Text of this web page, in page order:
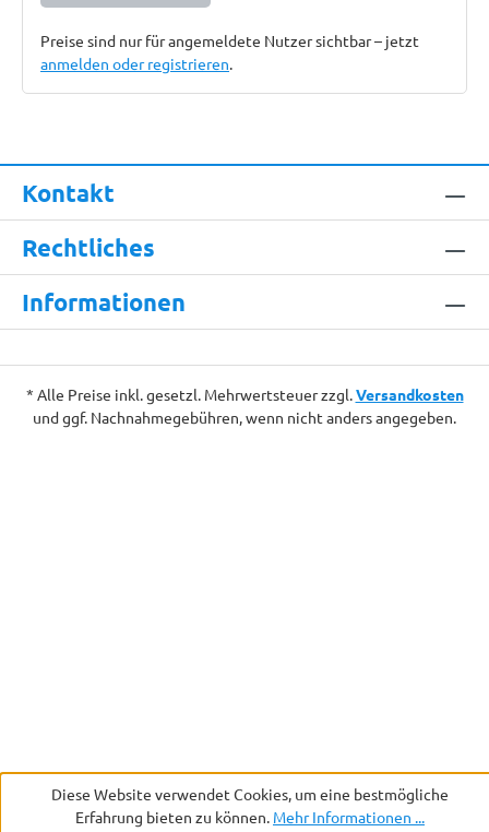
Preise sind nur für angemeldete Nutzer sichtbar – jetzt
anmelden oder registrieren.
Kontakt
Rechtliches
Informationen
* Alle Preise inkl. gesetzl. Mehrwertsteuer zzgl.Versandkosten
und ggf. Nachnahmegebühren, wenn nicht anders angegeben.
Diese Website verwendet Cookies, um eine bestmögliche
Erfahrung bieten zu können. Mehr Informationen ...